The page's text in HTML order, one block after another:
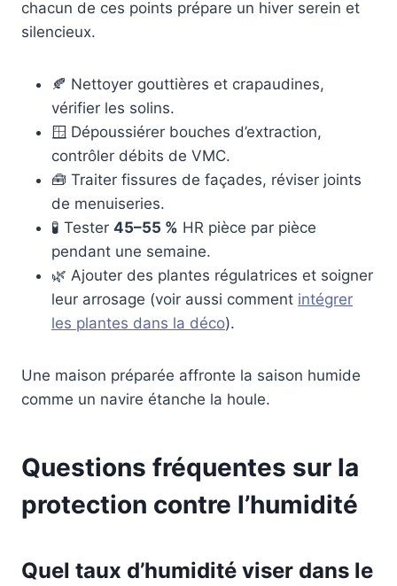
chacun de ces points prépare un hiver serein et
silencieux.
🍂 Nettoyer gouttières et crapaudines,
vérifier les solins.
🪟 Dépoussiérer bouches d’extraction,
contrôler débits de VMC.
🧰 Traiter fissures de façades, réviser joints
de menuiseries.
🧪 Tester 45–55 % HR pièce par pièce
pendant une semaine.
🌿 Ajouter des plantes régulatrices et soigner
leur arrosage (voir aussi comment intégrer
les plantes dans la déco).
Une maison préparée affronte la saison humide
comme un navire étanche la houle.
Questions fréquentes sur la
protection contre l’humidité
Quel taux d’humidité viser dans le